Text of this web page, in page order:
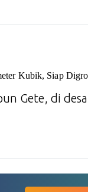
Kubik, Siap
Gete, di